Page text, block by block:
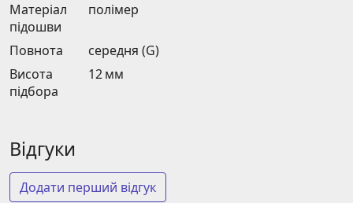
Матеріал
підошви
полімер
Повнота
середня (G)
Висота
підбора
12 мм
Відгуки
Додати перший відгук